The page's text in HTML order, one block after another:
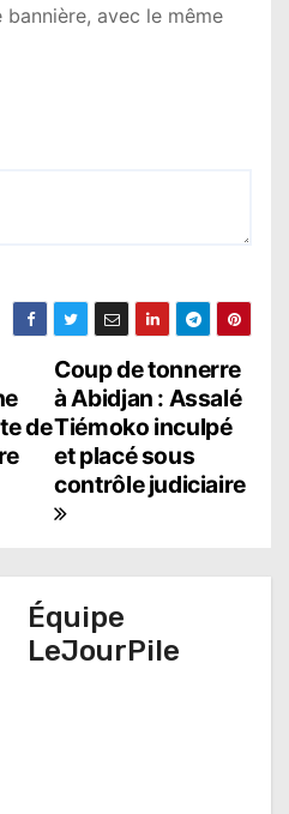
avec le même
Coup de tonnerre
à Abidjan : Assalé
Tiémoko inculpé
et placé sous
contrôle judiciaire
de
Équipe
LeJourPile